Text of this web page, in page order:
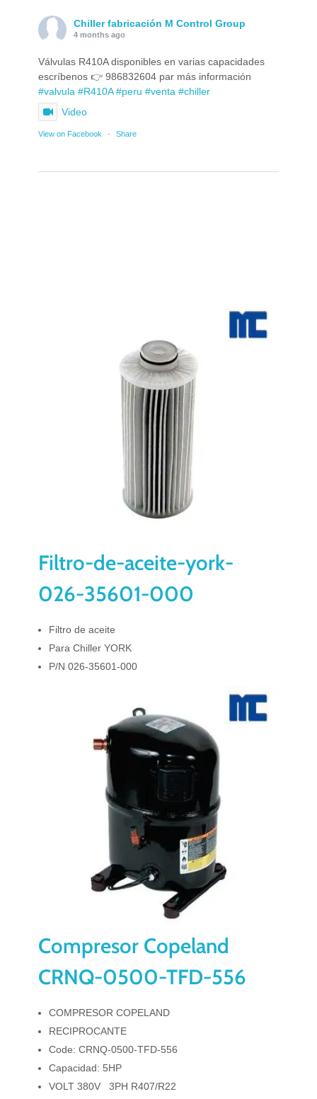
Chiller fabricación M Control Group
4 months ago
Válvulas R410A disponibles en varias capacidades
escríbenos 👉 986832604 par más información
#valvula #R410A #peru #venta #chiller
Video
View on Facebook · Share
Filtro-de-aceite-york-
026-35601-000
Filtro de aceite
Para Chiller YORK
P/N 026-35601-000
Compresor Copeland
CRNQ-0500-TFD-556
COMPRESOR COPELAND
RECIPROCANTE
Code: CRNQ-0500-TFD-556
Capacidad: 5HP
VOLT 380V 3PH R407/R22